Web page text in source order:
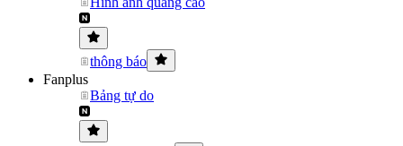
thông báo
Fanplus
Bảng tự do